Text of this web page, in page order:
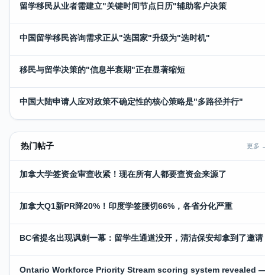
留学移民从业者需建立"关键时间节点日历"辅助客户决策
中国留学移民咨询需求正从"选国家"升级为"选时机"
移民与留学决策的"信息半衰期"正在显著缩短
中国大陆申请人应对政策不确定性的核心策略是"多路径并行"
热门帖子 更多
加拿大学签资金审查收紧！现在所有人都要查资金来源了
加拿大Q1新PR降20%！印度学签腰切66%，各省分化严重
BC省提名出现讽刺一幕：留学生通道没开，清洁保安却拿到了邀请
Ontario Workforce Priority Stream scoring system revealed